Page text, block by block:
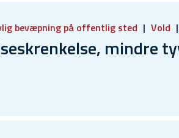
bevæpning på offentlig sted Vold
mindre